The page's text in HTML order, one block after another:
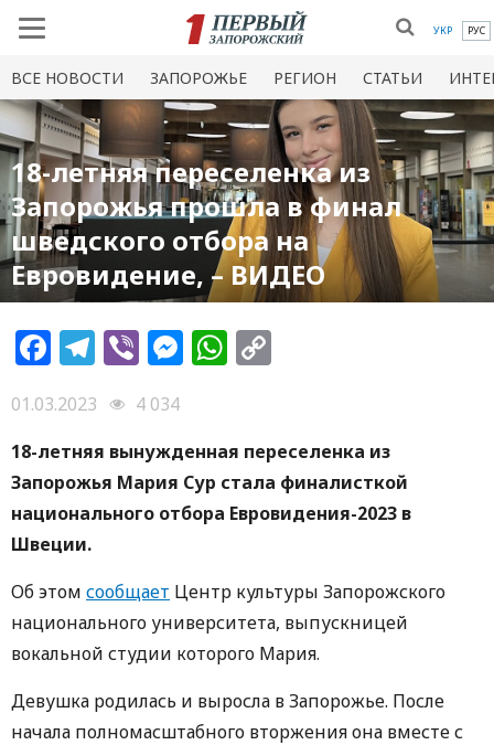
УКР РУС
ВСЕ НОВОСТИ ЗАПОРОЖЬЕ РЕГИОН СТАТЬИ
18-летняя переселенка из
Запорожья прошла в финал
шведского отбора на
Евровидение, – ВИДЕО
Facebook
Telegram
ViberMessenger
WhatsApp
01.03.2023
4 034
18-летняя вынужденная переселенка из
Запорожья Мария Сур стала финалисткой
национального отбора Евровидения-2023 в
Швеции.
Об этом сообщает Центр культуры Запорожского
национального университета, выпускницей
вокальной студии которого Мария.
Девушка родилась и выросла в Запорожье. После
начала полномасштабного вторжения она вместе с